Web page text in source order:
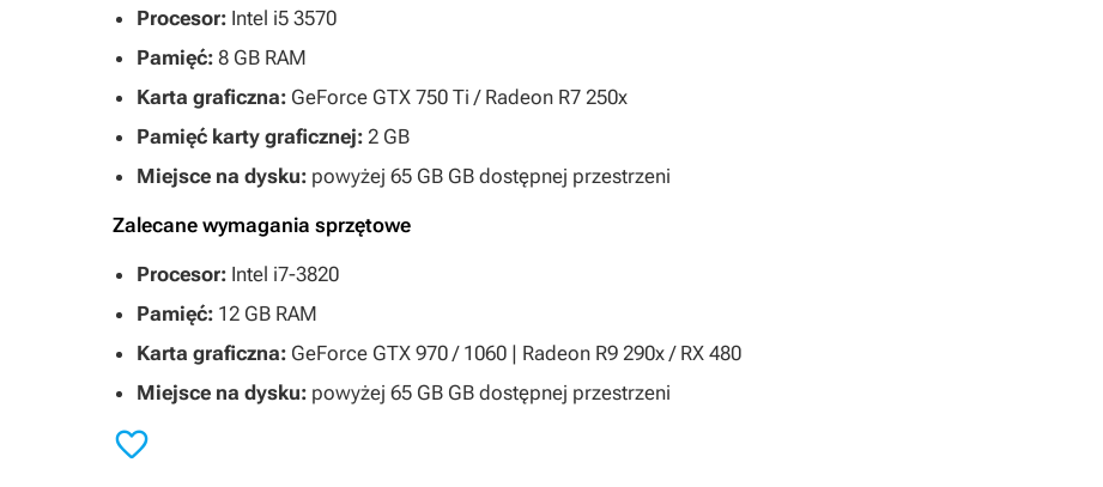
Procesor: Intel i5 3570
Pamięć: 8 GB RAM
Karta graficzna: GeForce GTX 750 Ti / Radeon R7 250x
Pamięć karty graficznej: 2 GB
Miejsce na dysku: powyżej 65 GB GB dostępnej przestrzeni
Zalecane wymagania sprzętowe
Procesor: Intel i7-3820
Pamięć: 12 GB RAM
Karta graficzna: GeForce GTX 970 / 1060 | Radeon R9 290x / RX 480
Miejsce na dysku: powyżej 65 GB GB dostępnej przestrzeni
